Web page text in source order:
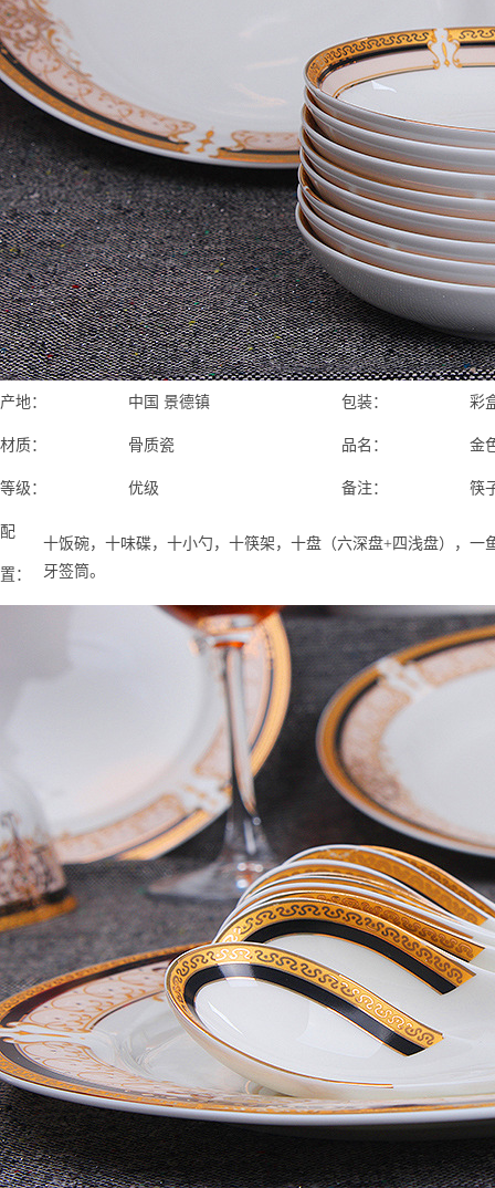
产地： 中国 景德镇 包装： 彩
材质： 骨质瓷 品名： 金
等级： 优级 备注： 筷
配
置：
十饭碗，十味碟，十小勺，十筷架，十盘（六深盘+四浅盘），
牙签筒。